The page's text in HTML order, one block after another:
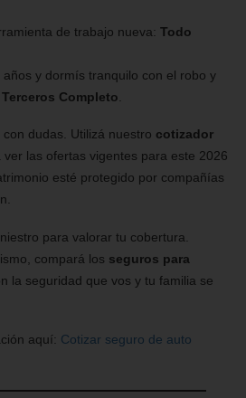
de trabajo nueva: Todo
y dormís tranquilo con el robo y
Terceros Completo.
dudas. Utilizá nuestro cotizador
ver las ofertas vigentes para este 2026
esté protegido por compañías
para valorar tu cobertura.
compará los seguros para
la seguridad que vos y tu familia se
aquí: Cotizar seguro de auto